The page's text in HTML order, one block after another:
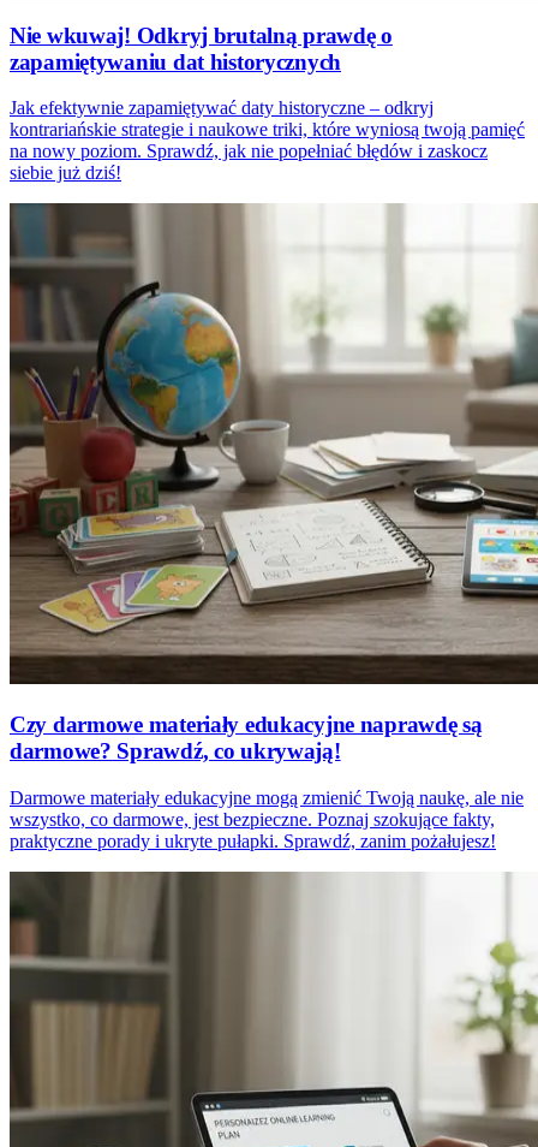
Nie wkuwaj! Odkryj brutalną prawdę o
zapamiętywaniu dat historycznych
Jak efektywnie zapamiętywać daty historyczne – odkryj
kontrariańskie strategie i naukowe triki, które wyniosą twoją pamięć
na nowy poziom. Sprawdź, jak nie popełniać błędów i zaskocz
siebie już dziś!
Czy darmowe materiały edukacyjne naprawdę są
darmowe? Sprawdź, co ukrywają!
Darmowe materiały edukacyjne mogą zmienić Twoją naukę, ale nie
wszystko, co darmowe, jest bezpieczne. Poznaj szokujące fakty,
praktyczne porady i ukryte pułapki. Sprawdź, zanim pożałujesz!